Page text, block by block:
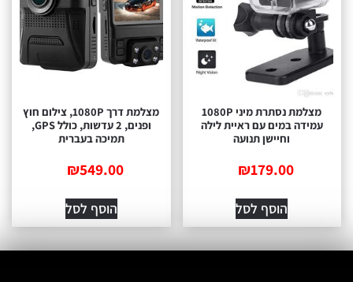
מצלמת נסתרת מיני 1080P
עמידה במים עם ראיית לילה
וחיישן תנועה
₪179.00
הוסף לסל
מצלמת דרך 1080P, צילום חוץ
ופנים, 2 עדשות, כולל GPS,
תמיכה בעברית
₪549.00
הוסף לסל